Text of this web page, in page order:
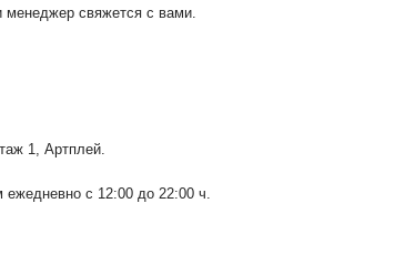
менеджер свяжется с вами.
1, Артплей.
с 12:00 до 22:00 ч.